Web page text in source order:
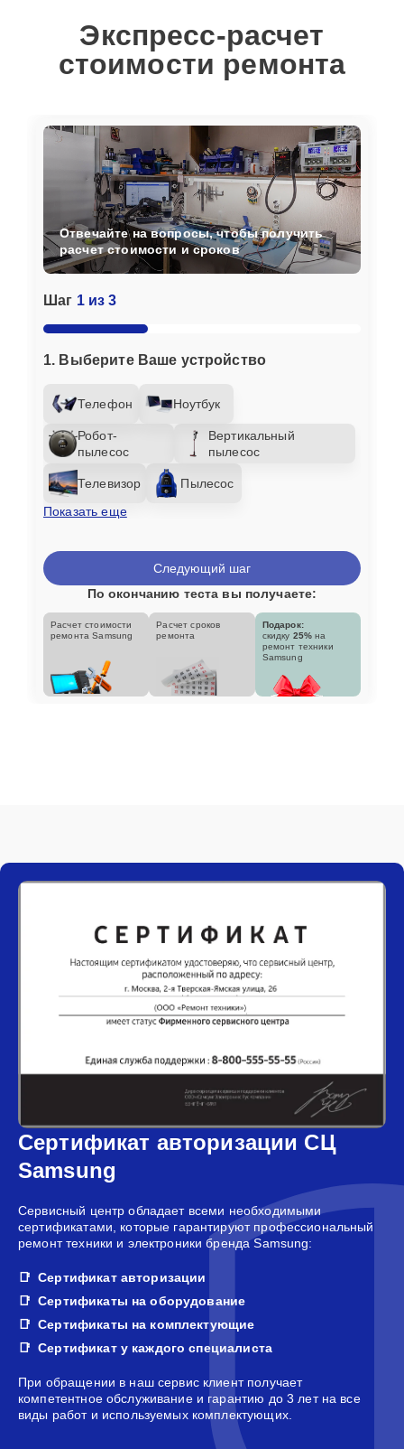
Экспресс-расчет
стоимости ремонта
Шаг 1 из 3
1. Выберите Ваше устройство
Телефон Ноутбук
Робот-
пылесос
Вертикальный
пылесос
Телевизор
Пылесос
Показать еще
Отвечайте на вопросы, чтобы получить
расчет стоимости и сроков
Следующий шаг
По окончанию теста вы получаете:
Расчет стоимости
ремонта Samsung
Расчет сроков
ремонта
Подарок:
скидку 25% на
ремонт техники
Samsung
Сертификат авторизации СЦ
Samsung
Сервисный центр обладает всеми необходимыми
сертификатами, которые гарантируют профессиональный
ремонт техники и электроники бренда Samsung:
Сертификат авторизации
Сертификаты на оборудование
Сертификаты на комплектующие
Сертификат у каждого специалиста
При обращении в наш сервис клиент получает
компетентное обслуживание и гарантию до 3 лет на все
виды работ и используемых комплектующих.